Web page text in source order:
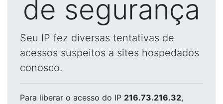
de segurança
Seu IP fez diversas tentativas de
acessos suspeitos a sites hospedados
conosco.
Para liberar o acesso do IP 216.73.216.32,